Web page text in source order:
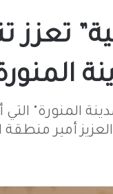
تعزز
المنورة"
أمير منطقة